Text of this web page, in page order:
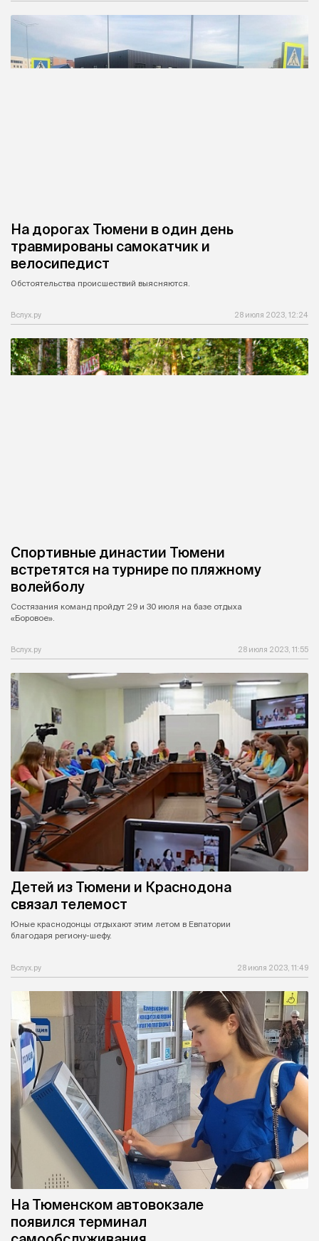
На дорогах Тюмени в один день
травмированы самокатчик и
велосипедист
Обстоятельства происшествий выясняются.
Вслух.ру 28 июля 2023, 12:24
Спортивные династии Тюмени
встретятся на турнире по пляжному
волейболу
Состязания команд пройдут 29 и 30 июля на базе отдыха
«Боровое».
Вслух.ру 28 июля 2023, 11:55
Детей из Тюмени и Краснодона
связал телемост
Юные краснодонцы отдыхают этим летом в Евпатории
благодаря региону-шефу.
Вслух.ру 28 июля 2023, 11:49
На Тюменском автовокзале
появился терминал